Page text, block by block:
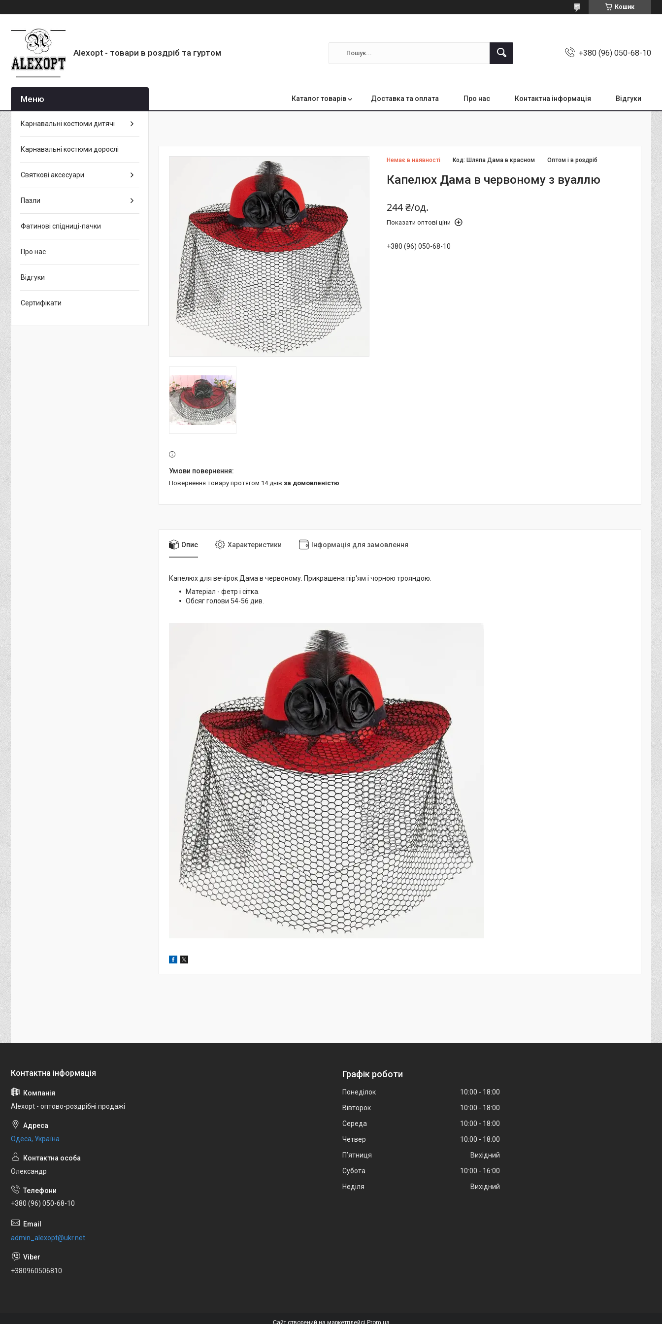
Кошик
Alexopt - товари в роздріб та гуртом +380 (96) 050-68-10
Каталог товарів Доставка та оплата Про нас Контактна інформація Відгуки
Немає в наявності Оптом і в роздріб
Код: Шляпа Дама в красном
Капелюх Дама в червоному з вуаллю
244 ₴/од.
Показати оптові ціни
+380 (96) 050-68-10
повернення товару протягом 14 днів за домовленістю
Опис Характеристики Інформація для замовлення
Капелюх для вечірок Дама в червоному. Прикрашена пір'ям і чорною трояндою.
Матеріал - фетр і сітка.
Обсяг голови 54-56 див.
Карнавальні костюми дитячі
Карнавальні костюми дорослі
Святкові аксесуари
Пазли
Фатинові спідниці-пачки
Про нас
Відгуки
Сертифікати
Alexopt - оптово-роздрібні продажі
Одеса, Україна
Олександр
+380 (96) 050-68-10
admin_alexopt@ukr.net
+380960506810
Графік роботи
Понеділок 10:00
18:00
Вівторок
10:00
18:00
Середа
10:00
18:00
Четвер
10:00
18:00
Пʼятниця
Вихідний
Субота
10:00
16:00
Неділя
Вихідний